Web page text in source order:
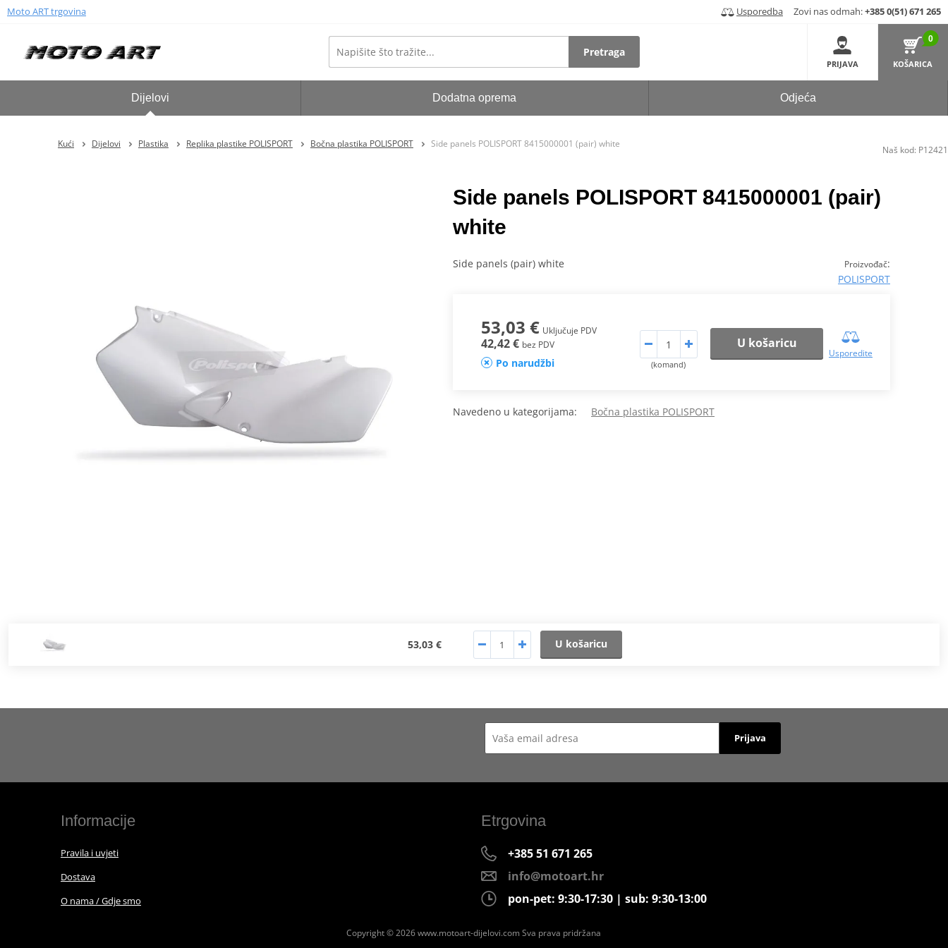
Moto ART trgovina Usporedba Zovi nas odmah:+385 0(51) 671 265
Pretraga
PRIJAVA
0
KOŠARICA
Dijelovi Dodatna oprema Odjeća
Kući Dijelovi Plastika Replika plastike POLISPORT Bočna plastika POLISPORT Side panels POLISPORT 8415000001 (pair) white
Side panels POLISPORT 8415000001 (pair)
white
Proizvođač:
POLISPORT
Side panels (pair) white
53,03 € Uključuje PDV
42,42 € bez PDV
Po narudžbi (komand)
U košaricu
Usporedite
Navedeno u kategorijama: Bočna plastika POLISPORT
53,03 € U košaricu
Naš kod: P12421
Prijava
Informacije
Pravila i uvjeti
Dostava
O nama / Gdje smo
Etrgovina
+385 51 671 265
info@motoart.hr
pon-pet: 9:30-17:30 | sub: 9:30-13:00
Copyright © 2026 www.motoart-dijelovi.com Sva prava pridržana